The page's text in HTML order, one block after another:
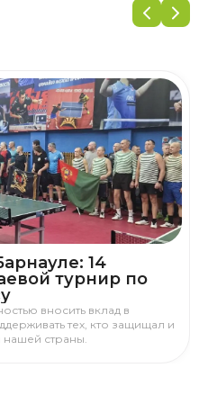
14
турнир по
вносить вклад в
тех, кто защищал и
страны.